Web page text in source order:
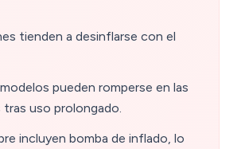
tienden a desinflarse con el
pueden romperse en las
uso prolongado.
incluyen bomba de inflado, lo